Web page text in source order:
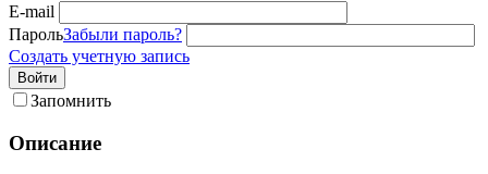
E-mail
ПарольЗабыли пароль?
Создать учетную запись
Войти
Запомнить
Описание